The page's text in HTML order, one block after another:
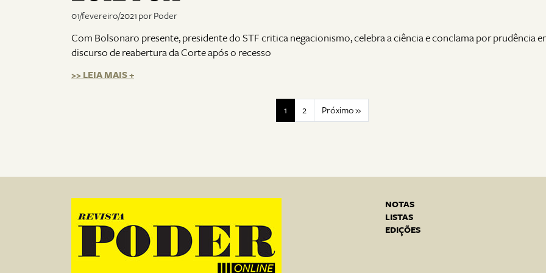
01/fevereiro/2021 por Poder
Com Bolsonaro presente, presidente do STF critica negacionismo, celebra a ciência e conclama por prudência
discurso de reabertura da Corte após o recesso
>> LEIA MAIS +
1 2 Próximo »
NOTAS
LISTAS
EDIÇÕES